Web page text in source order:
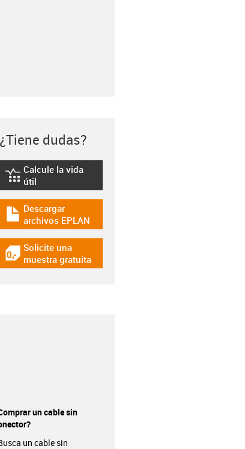
¿Tiene dudas?
igus-icon-lebensdauerrechner
Calcule la vida
útil
igus-icon-download-plan
Descargar
archivos EPLAN
igus-icon-gratismuster
Solicite una
muestra gratuita
un cable sin
un cable sin